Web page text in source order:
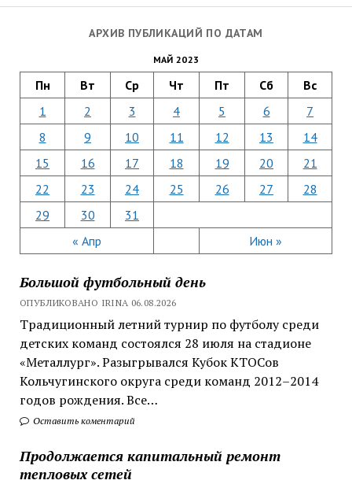
АРХИВ ПУБЛИКАЦИЙ ПО ДАТАМ
МАЙ 2023
Пн Вт Ср Чт Пт Сб Вс
« Апр Июн »
1 2 3 4 5 6
7
8
9 10 11 12 13
14
15
16 17 18 19 20
21
22
23 24 25 26 27
28
29
30 31
Большой футбольный день
ОПУБЛИКОВАНО IRINA 06.08.2026
Традиционный летний турнир по футболу среди
детских команд состоялся 28 июля на стадионе
«Металлург». Разыгрывался Кубок КТОСов
Кольчугинского округа среди команд 2012–2014
годов рождения. Все…
Оставить коментарий
Продолжается капитальный ремонт
тепловых сетей